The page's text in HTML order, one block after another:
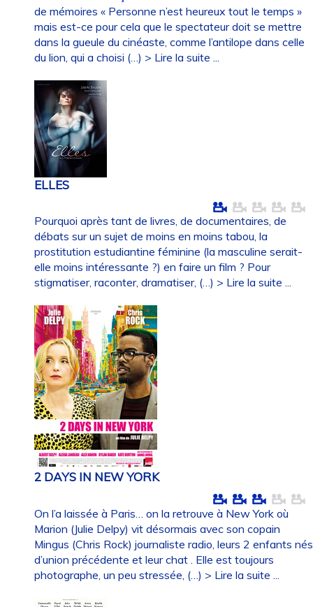
de mémoires « Personne n’est heureux tout le temps »
mais est-ce pour cela que le spectateur doit se mettre
dans la gueule du cinéaste, comme l’antilope dans celle
du lion, qui a choisi (…) > Lire la suite ...
ELLES
Pourquoi après tant de livres, de documentaires, de
débats sur un sujet de moins en moins tabou, la
prostitution estudiantine féminine (la masculine serait-
elle moins intéressante ?) en faire un film ? Pour
stigmatiser, raconter, dramatiser, (…) > Lire la suite ...
2 DAYS IN NEW YORK
On l’a laissée à Paris… on la retrouve à New York où
Marion (Julie Delpy) vit désormais avec son copain
Mingus (Chris Rock) journaliste radio, leurs 2 enfants nés
d’union précédente et leur chat . Elle est toujours
photographe, un peu stressée, (…) > Lire la suite ...